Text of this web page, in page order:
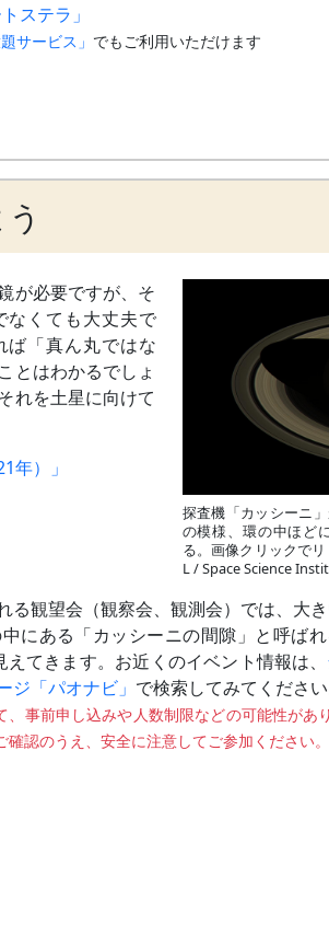
ステラ」
サービス」 でもご利用いただけます
が必要ですが、そ
なくても大丈夫で
ば「真ん丸ではな
とはわかるでしょ
れを土星に向けて
年）」
探査機「カッシーニ
の模様、環の中ほど
る。画像クリックで
L / Space Science
る観望会（観察会、観測会）では、大
にある「カッシーニの間隙」と呼ば
てきます。お近くのイベント情報は、
「パオナビ」 で検索してみてください
事前申し込みや人数制限などの可能性があり
認のうえ、安全に注意してご参加ください。